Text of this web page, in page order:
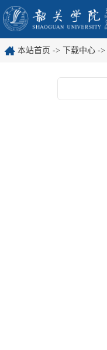
本站首页 -> 下载中心 ->